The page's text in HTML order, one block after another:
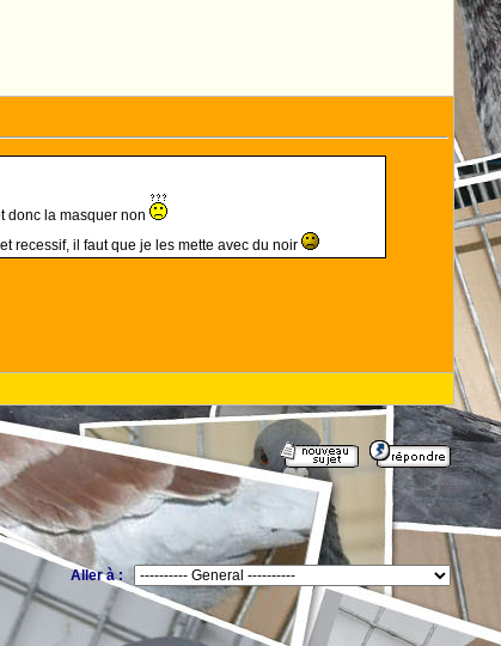
donc la masquer non
recessif, il faut que je les mette avec du noir
Aller à :